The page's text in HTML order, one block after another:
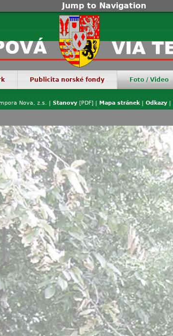
Jump to Navigation
Publicita norské fondy Foto / Video
Nova, z.s. | Stanovy[PDF] | Mapa stránek| Odkazy|